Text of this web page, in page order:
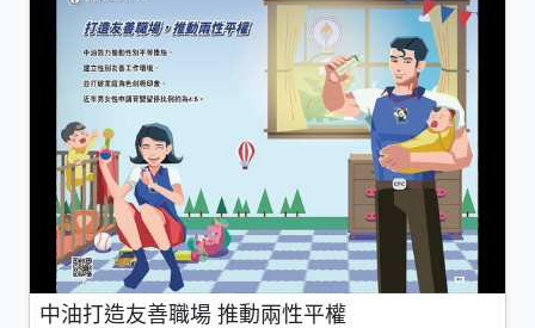
中油打造友善職場 推動兩性平權